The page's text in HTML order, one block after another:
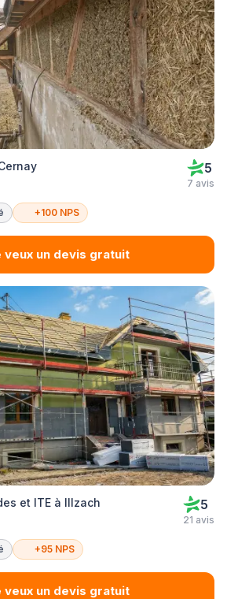
5
7 avis
+100 NPS
veux un devis gratuit
et ITE à Illzach 5
21 avis
+95 NPS
veux un devis gratuit